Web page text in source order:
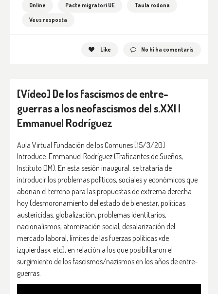
Online
Pacte migratori UE
Taula rodona
Veus resposta
Like No hi ha comentaris
[Vídeo] De los fascismos de entre-
guerras a los neofascismos del s.XXI |
Emmanuel Rodríguez
Aula Virtual Fundación de los Comunes [15/3/20]
Introduce: Emmanuel Rodríguez (Traficantes de Sueños,
Instituto DM). En esta sesión inaugural, se trataría de
introducir los problemas políticos, sociales y económicos que
abonan el terreno para las propuestas de extrema derecha
hoy (desmoronamiento del estado de bienestar, políticas
austericidas, globalización, problemas identitarios,
nacionalismos, atomización social, desalarización del
mercado laboral, límites de las fuerzas políticas «de
izquierdas», etc), en relación a los que posibilitaron el
surgimiento de los fascismos/nazismos en los años de entre-
guerras.